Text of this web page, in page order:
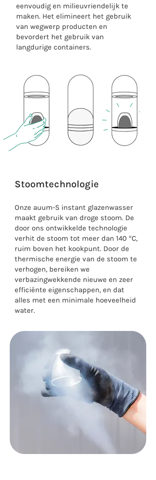
eenvoudig en milieuvriendelijk te
maken. Het elimineert het gebruik
van wegwerp producten en
bevordert het gebruik van
langdurige containers.
Stoomtechnologie
Onze auum-S instant glazenwasser
maakt gebruik van droge stoom. De
door ons ontwikkelde technologie
verhit de stoom tot meer dan 140 °C,
ruim boven het kookpunt. Door de
thermische energie van de stoom te
verhogen, bereiken we
verbazingwekkende nieuwe en zeer
efficiënte eigenschappen, en dat
alles met een minimale hoeveelheid
water.